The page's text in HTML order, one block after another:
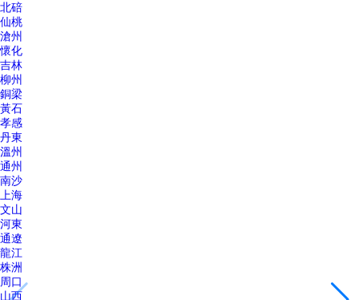
北碚
仙桃
滄州
懷化
吉林
柳州
銅梁
黃石
孝感
丹東
溫州
通州
南沙
上海
文山
河東
通遼
龍江
株洲
周口
山西